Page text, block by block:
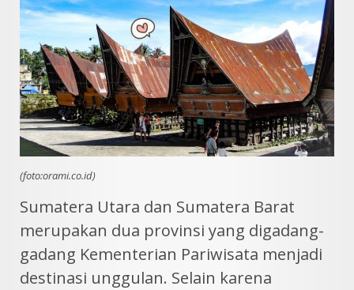
(foto:orami.co.id)
Sumatera Utara dan Sumatera Barat
merupakan dua provinsi yang digadang-
gadang Kementerian Pariwisata menjadi
destinasi unggulan. Selain karena